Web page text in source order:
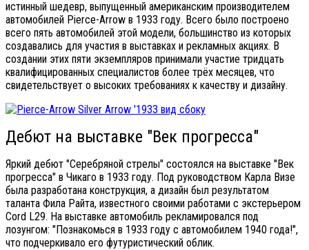
истинный шедевр, выпущенный американским производителем
автомобилей Pierce-Arrow в 1933 году. Всего было построено
всего пять автомобилей этой модели, большинство из которых
создавались для участия в выставках и рекламных акциях. В
создании этих пяти экземпляров принимали участие тридцать
квалифицированных специалистов более трёх месяцев, что
свидетельствует о высоких требованиях к качеству и дизайну.
Дебют на выставке "Век прогресса"
Яркий дебют "Серебряной стрелы" состоялся на выставке "Век
прогресса" в Чикаго в 1933 году. Под руководством Карла Визе
была разработана конструкция, а дизайн был результатом
таланта Фила Райта, известного своими работами с экстерьером
Cord L29. На выставке автомобиль рекламировался под
лозунгом: "Познакомься в 1933 году с автомобилем 1940 года!",
что подчеркивало его футуристический облик.